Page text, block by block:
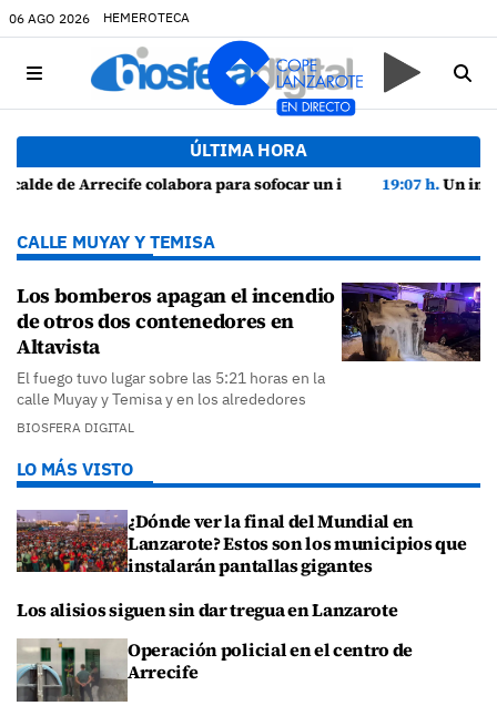
06 AGO 2026 HEMEROTECA
ÚLTIMA HORA
sofocar un incendio en una vivienda de Playa Honda
19:07 h.Un incendio localizado en un sofá
CALLE MUYAY Y TEMISA
Los bomberos apagan el incendio
de otros dos contenedores en
Altavista
El fuego tuvo lugar sobre las 5:21 horas en la
calle Muyay y Temisa y en los alrededores
BIOSFERA DIGITAL
LO MÁS VISTO
¿Dónde ver la final del Mundial en
Lanzarote? Estos son los municipios que
instalarán pantallas gigantes
Los alisios siguen sin dar tregua en Lanzarote
Operación policial en el centro de
Arrecife